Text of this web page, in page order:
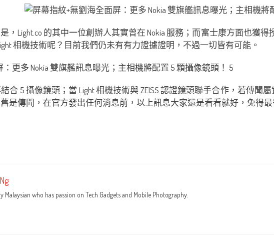
，Light.co 的其中一位創辦人其實曾在 Nokia 服務；而富士康方面也獲
相機技術呢？目前我們仍未有有力證據證明，不過一切皆有可能。
合 5 攝像鏡頭；當 Light 相機技術與 ZEISS 認證鏡頭聯手合作，若傳聞
是傳聞，在官方發出任何消息前，以上訊息大家還是看看就好，免得最
Malaysian who has passion on Tech Gadgets and Mobile Photography.